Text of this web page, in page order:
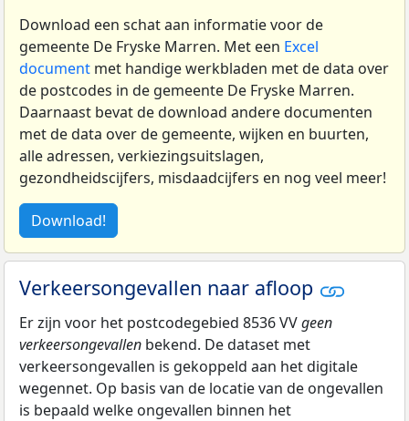
Download een schat aan informatie voor de
gemeente De Fryske Marren. Met een Excel
document met handige werkbladen met de data over
de postcodes in de gemeente De Fryske Marren.
Daarnaast bevat de download andere documenten
met de data over de gemeente, wijken en buurten,
alle adressen, verkiezingsuitslagen,
gezondheidscijfers, misdaadcijfers en nog veel meer!
Download!
Verkeersongevallen naar afloop
Er zijn voor het postcodegebied 8536 VVgeen
verkeersongevallen bekend. De dataset met
verkeersongevallen is gekoppeld aan het digitale
wegennet. Op basis van de locatie van de ongevallen
is bepaald welke ongevallen binnen het